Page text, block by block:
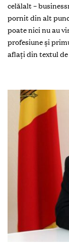
celălalt –
pornit din alt
poate nici nu au
profesiune şi
aflaţi din textul
Vasile